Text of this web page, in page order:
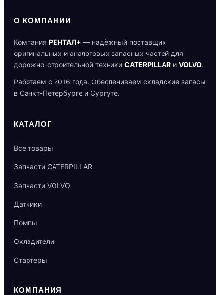
О КОМПАНИИ
Компания РЕНТАЛ+ — надёжный поставщик
оригинальных и аналоговых запасных частей для
дорожно-строительной техники CATERPILLAR и VOLVO.
Работаем с 2016 года. Обеспечиваем складские запасы
в Санкт-Петербурге и Сургуте.
КАТАЛОГ
Все товары
Запчасти CATERPILLAR
Запчасти VOLVO
Датчики
Помпы
Охладители
Стартеры
КОМПАНИЯ